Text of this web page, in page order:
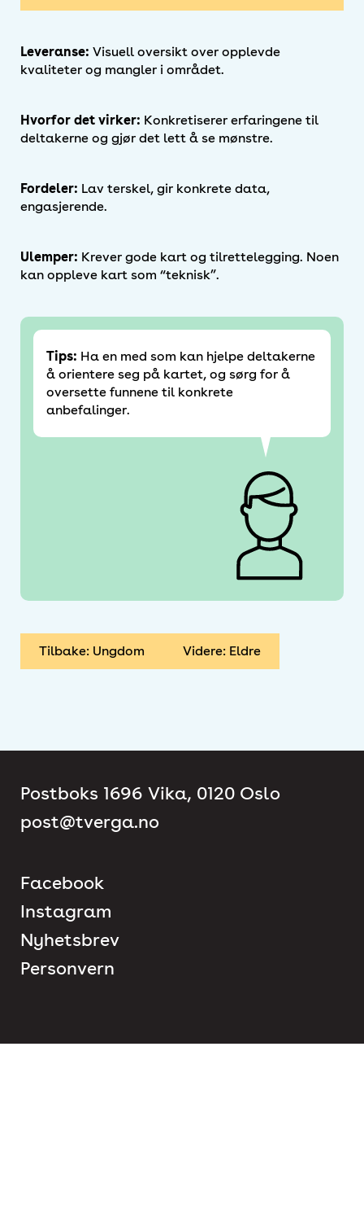
Leveranse: Visuell oversikt over opplevde
kvaliteter og mangler i området.
Hvorfor det virker: Konkretiserer erfaringene til
deltakerne og gjør det lett å se mønstre.
Fordeler: Lav terskel, gir konkrete data,
engasjerende.
Ulemper: Krever gode kart og tilrettelegging. Noen
kan oppleve kart som “teknisk”.
Tips: Ha en med som kan hjelpe deltakerne
å orientere seg på kartet, og sørg for å
oversette funnene til konkrete
anbefalinger.
Tilbake: Ungdom Videre: Eldre
Postboks 1696 Vika, 0120 Oslo
post@tverga.no
Facebook
Instagram
Nyhetsbrev
Personvern